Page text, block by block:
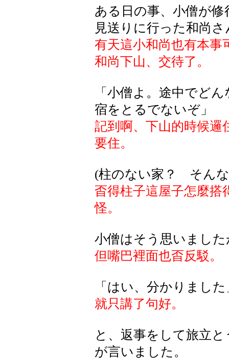
ある日の事、小僧が
見送りに行った和尚
有天這小和尚也有本事
和尚下山、交待了。
「小僧よ。途中でど
宿をとるでないぞ」
記到啊、下山的時候邏
要住。
(柱のない家？ そん
㫘得柱子這屋子怎麼搭
怪。
小僧はそう思いました
但嘴巴裡面也㫘反駁。
「はい、分かりました
就只講了句好。
と、返事をして旅立
が言いました。